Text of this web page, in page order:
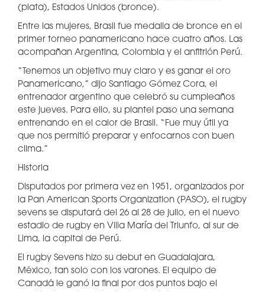
(plata), Estados Unidos (bronce).
Entre las mujeres, Brasil fue medalla de bronce en el
primer torneo panamericano hace cuatro años. Las
acompañan Argentina, Colombia y el anfitrión Perú.
“Tenemos un objetivo muy claro y es ganar el oro
Panamericano,” dijo Santiago Gómez Cora, el
entrenador argentino que celebró su cumpleaños
este jueves. Para ello, su plantel paso una semana
entrenando en el calor de Brasil. “Fue muy útil ya
que nos permitió preparar y enfocarnos con buen
clima.”
Historia
Disputados por primera vez en 1951, organizados por
la Pan American Sports Organization (PASO), el rugby
sevens se disputará del 26 al 28 de julio, en el nuevo
estadio de rugby en Villa María del Triunfo, al sur de
Lima, la capital de Perú.
El rugby Sevens hizo su debut en Guadalajara,
México, tan solo con los varones. El equipo de
Canadá le ganó la final por dos puntos bajo el